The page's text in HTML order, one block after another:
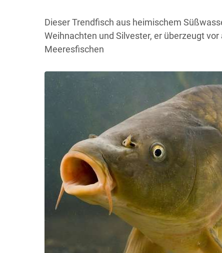
Dieser Trendfisch aus heimischem
Weihnachten und Silvester, er überzeugt
Meeresfischen